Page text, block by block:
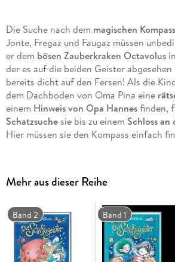
Die Suche nach dem magischen Kompass
Jonte, Fregaz und Faugaz müssen
er dem bösen Zauberkraken Octavolus
der es auf die beiden Geister
bereits dicht auf den Fersen! Als die
dem Dachboden von Oma Pina eine
einem Hinweis von Opa Hannesfinden,
Schatzsuchesie bis zu einem Schloss an
Hier müssen sie den Kompass einfach
Mehr aus dieser Reihe
Band 2 Band 1